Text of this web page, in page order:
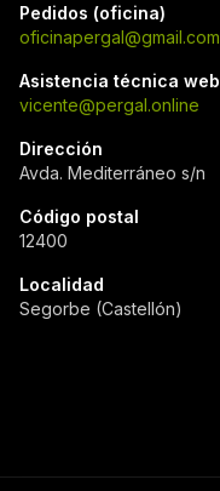
Pedidos (oficina)
oficinapergal@gmail.com
Asistencia técnica web
vicente@pergal.online
Dirección
Avda. Mediterráneo s/n
Código postal
12400
Localidad
Segorbe (Castellón)